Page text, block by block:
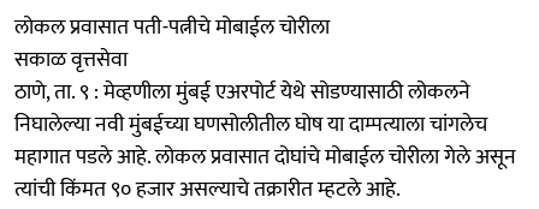
लोकल प्रवासात पती-पत्नीचे मोबाईल चोरीला
सकाळ वृत्तसेवा
ठाणे, ता. ९ : मेव्हणीला मुंबई एअरपोर्ट येथे सोडण्यासाठी लोकलने
निघालेल्या नवी मुंबईच्या घणसोलीतील घोष या दाम्पत्याला चांगलेच
महागात पडले आहे. लोकल प्रवासात दोघांचे मोबाईल चोरीला गेले असून
त्यांची किंमत ९० हजार असल्याचे तक्रारीत म्हटले आहे.